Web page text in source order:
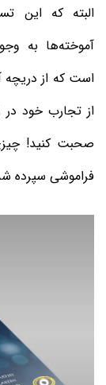
البته که این
آموخته‌ها به
است که از
از تجارب خود در
صحبت کنید!
فراموشی سپرده